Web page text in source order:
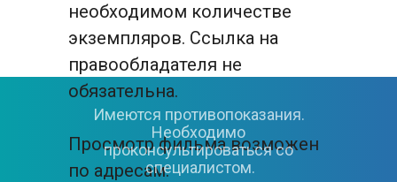
необходимом количестве
экземпляров. Ссылка на
правообладателя не
обязательна.
Просмотр фильма возможен
по адресам:
Имеются противопоказания.
Необходимо
проконсультироваться со
специалистом.